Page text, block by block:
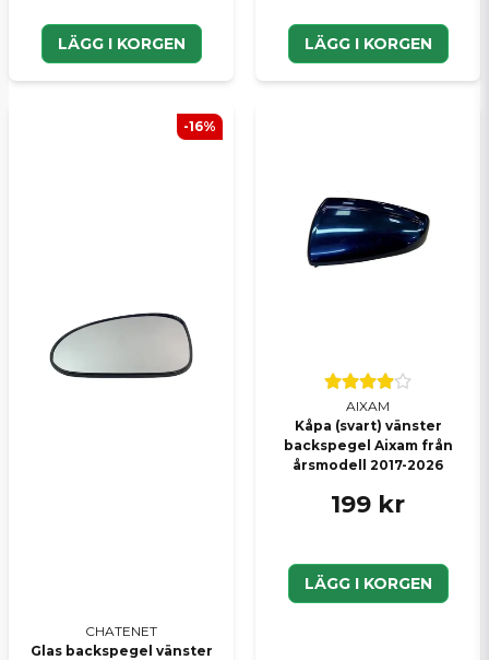
LÄGG I KORGEN LÄGG I KORGEN
CHATENET
Glas backspegel vänster
-16%
AIXAM
Kåpa (svart) vänster
backspegel Aixam från
årsmodell 2017-2026
199 kr
LÄGG I KORGEN